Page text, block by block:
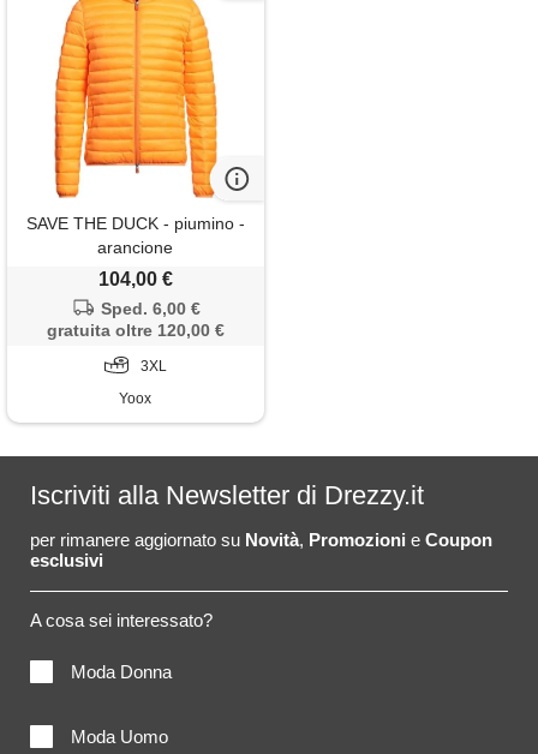
SAVE THE DUCK - piumino -
arancione
104,00 €
Sped. 6,00 €
gratuita oltre 120,00 €
3XL
Yoox
Iscriviti alla Newsletter di Drezzy.it
per rimanere aggiornato su Novità, Promozioni e Coupon
esclusivi
A cosa sei interessato?
Moda Donna
Moda Uomo